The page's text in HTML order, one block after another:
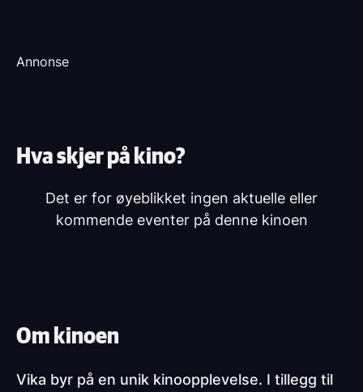
Annonse
Hva skjer på kino?
Det er for øyeblikket ingen aktuelle eller
kommende eventer på denne kinoen
Om kinoen
Vika byr på en unik kinoopplevelse. I tillegg til